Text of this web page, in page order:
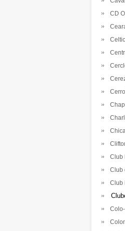
CD
Celtic
Club
Club
Club